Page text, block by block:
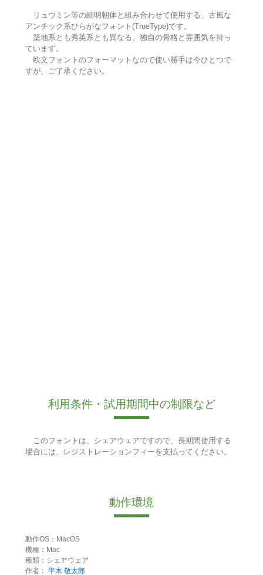
リュウミン等の細明朝体と組み合わせて使用する、古風な
アンチック系ひらがなフォント(TrueType)です。
築地系とも秀英系とも異なる、独自の骨格と雰囲気を持っ
ています。
欧文フォントのフォーマットなので使い勝手は今ひとつで
すが、ご了承ください。
利用条件・試用期間中の制限など
このフォントは、シェアウェアですので、長期間使用する
場合には、レジストレーションフィーを支払ってください。
動作環境
動作OS：MacOS
機種：Mac
種類：シェアウェア
作者： 平木 敬太郎